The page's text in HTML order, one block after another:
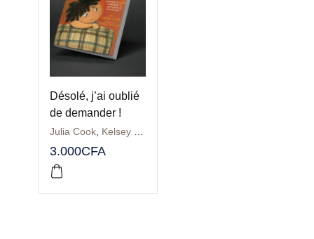
Désolé, j’ai oublié
de demander !
Julia Cook Kelsey De Weerd
3.000CFA